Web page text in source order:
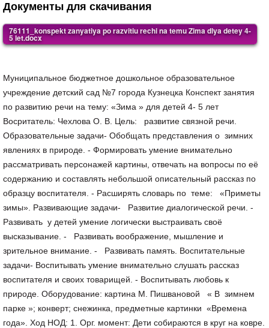
Документы для скачивания
76111_konspekt zanyatiya po razvitiu rechi na temu Zima dlya detey 4-
5 let.docx
Муниципальное бюджетное дошкольное образовательное
учреждение детский сад №7 города Кузнецка Конспект занятия
по развитию речи на тему: «Зима » для детей 4- 5 лет
Восритатель: Чехлова О. В. Цель: развитие связной речи.
Образовательные задачи- Обобщать представления о зимних
явлениях в природе. - Формировать умение внимательно
рассматривать персонажей картины, отвечать на вопросы по её
содержанию и составлять небольшой описательный рассказ по
образцу воспитателя. - Расширять словарь по теме: «Приметы
зимы». Развивающие задачи- Развитие диалогической речи. -
Развивать у детей умение логически выстраивать своё
высказывание. - Развивать воображение, мышление и
зрительное внимание. - Развивать память. Воспитательные
задачи- Воспитывать умение внимательно слушать рассказ
воспитателя и своих товарищей. - Воспитывать любовь к
природе. Оборудование: картина М. Пишвановой « В зимнем
парке »; конверт; снежинка, предметные картинки «Времена
года». Ход НОД: 1. Орг. момент: Дети собираются в круг на ковре.